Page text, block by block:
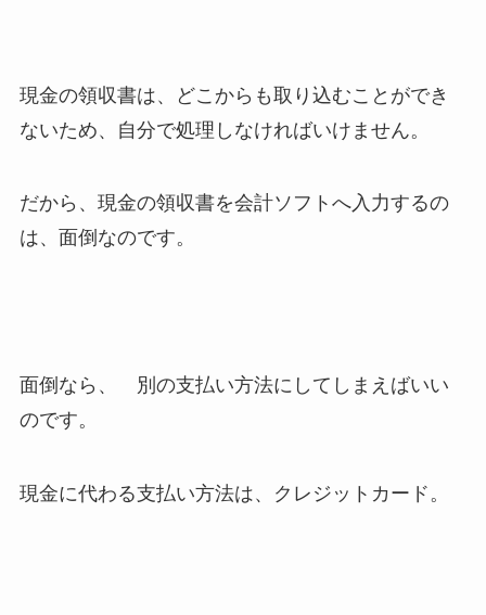
現金の領収書は、どこからも取り込むことができ
ないため、自分で処理しなければいけません。
だから、現金の領収書を会計ソフトへ入力するの
は、面倒なのです。
面倒なら、 別の支払い方法にしてしまえばいい
のです。
現金に代わる支払い方法は、クレジットカード。